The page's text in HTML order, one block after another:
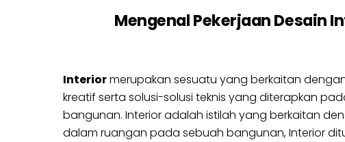
Mengenal Pekerjaan Desain
Interiormerupakan sesuatu yang berkaitan
kreatif serta solusi-solusi teknis yang diterapkan
bangunan. Interior adalah istilah yang berkaitan
dalam ruangan pada sebuah bangunan, Interior